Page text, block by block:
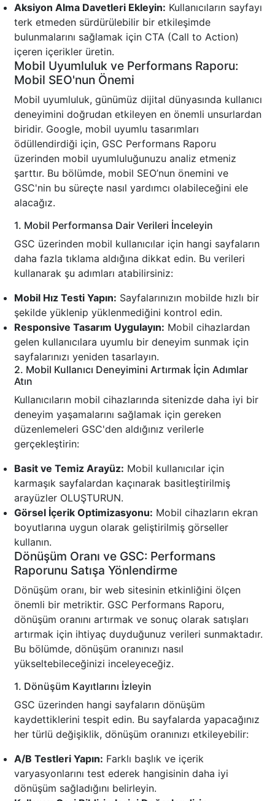
Aksiyon Alma Davetleri Ekleyin: Kullanıcıların sayfayı
terk etmeden sürdürülebilir bir etkileşimde
bulunmalarını sağlamak için CTA (Call to Action)
içeren içerikler üretin.
Mobil Uyumluluk ve Performans Raporu:
Mobil SEO'nun Önemi
Mobil uyumluluk, günümüz dijital dünyasında kullanıcı
deneyimini doğrudan etkileyen en önemli unsurlardan
biridir. Google, mobil uyumlu tasarımları
ödüllendirdiği için, GSC Performans Raporu
üzerinden mobil uyumluluğunuzu analiz etmeniz
şarttır. Bu bölümde, mobil SEO’nun önemini ve
GSC'nin bu süreçte nasıl yardımcı olabileceğini ele
alacağız.
1. Mobil Performansa Dair Verileri İnceleyin
GSC üzerinden mobil kullanıcılar için hangi sayfaların
daha fazla tıklama aldığına dikkat edin. Bu verileri
kullanarak şu adımları atabilirsiniz:
Mobil Hız Testi Yapın: Sayfalarınızın mobilde hızlı bir
şekilde yüklenip yüklenmediğini kontrol edin.
Responsive Tasarım Uygulayın: Mobil cihazlardan
gelen kullanıcılara uyumlu bir deneyim sunmak için
sayfalarınızı yeniden tasarlayın.
2. Mobil Kullanıcı Deneyimini Artırmak İçin Adımlar
Atın
Kullanıcıların mobil cihazlarında sitenizde daha iyi bir
deneyim yaşamalarını sağlamak için gereken
düzenlemeleri GSC'den aldığınız verilerle
gerçekleştirin:
Basit ve Temiz Arayüz: Mobil kullanıcılar için
karmaşık sayfalardan kaçınarak basitleştirilmiş
arayüzler OLUŞTURUN.
Görsel İçerik Optimizasyonu: Mobil cihazların ekran
boyutlarına uygun olarak geliştirilmiş görseller
kullanın.
Dönüşüm Oranı ve GSC: Performans
Raporunu Satışa Yönlendirme
Dönüşüm oranı, bir web sitesinin etkinliğini ölçen
önemli bir metriktir. GSC Performans Raporu,
dönüşüm oranını artırmak ve sonuç olarak satışları
artırmak için ihtiyaç duyduğunuz verileri sunmaktadır.
Bu bölümde, dönüşüm oranınızı nasıl
yükseltebileceğinizi inceleyeceğiz.
1. Dönüşüm Kayıtlarını İzleyin
GSC üzerinden hangi sayfaların dönüşüm
kaydettiklerini tespit edin. Bu sayfalarda yapacağınız
her türlü değişiklik, dönüşüm oranınızı etkileyebilir:
A/B Testleri Yapın: Farklı başlık ve içerik
varyasyonlarını test ederek hangisinin daha iyi
dönüşüm sağladığını belirleyin.